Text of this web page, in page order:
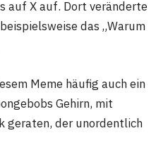
auf X auf. Dort veränderte
das „Warum
Meme häufig auch ein
Gehirn, mit
geraten, der unordentlich